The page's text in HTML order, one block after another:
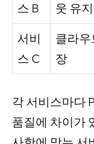
스 B
웃 유지
서비
스 C
클라우
장
각 서비스마다
품질에 차이가